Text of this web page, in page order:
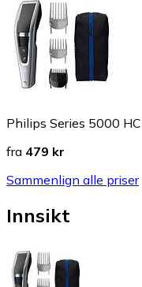
Philips Series 5000
fra 479 kr
Sammenlign alle priser
Innsikt